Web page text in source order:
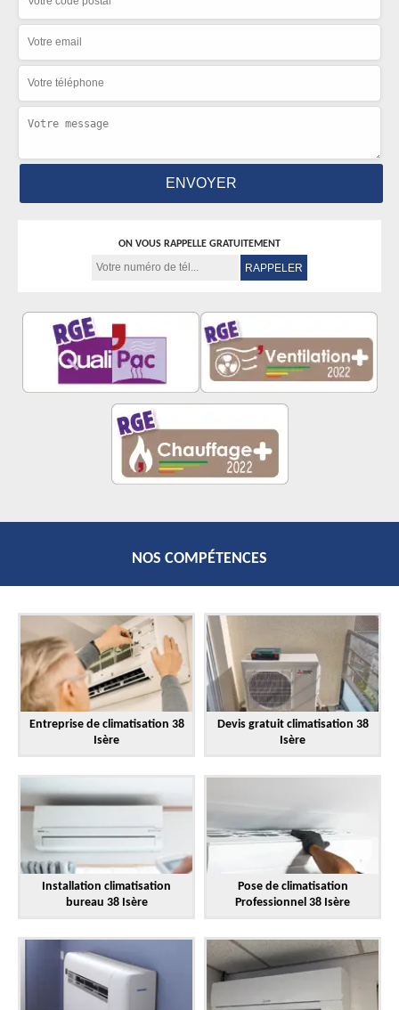
ON VOUS RAPPELLE GRATUITEMENT
NOS COMPÉTENCES
Entreprise de climatisation 38
Isère
Devis gratuit climatisation 38
Isère
Installation climatisation
bureau 38 Isère
Pose de climatisation
Professionnel 38 Isère